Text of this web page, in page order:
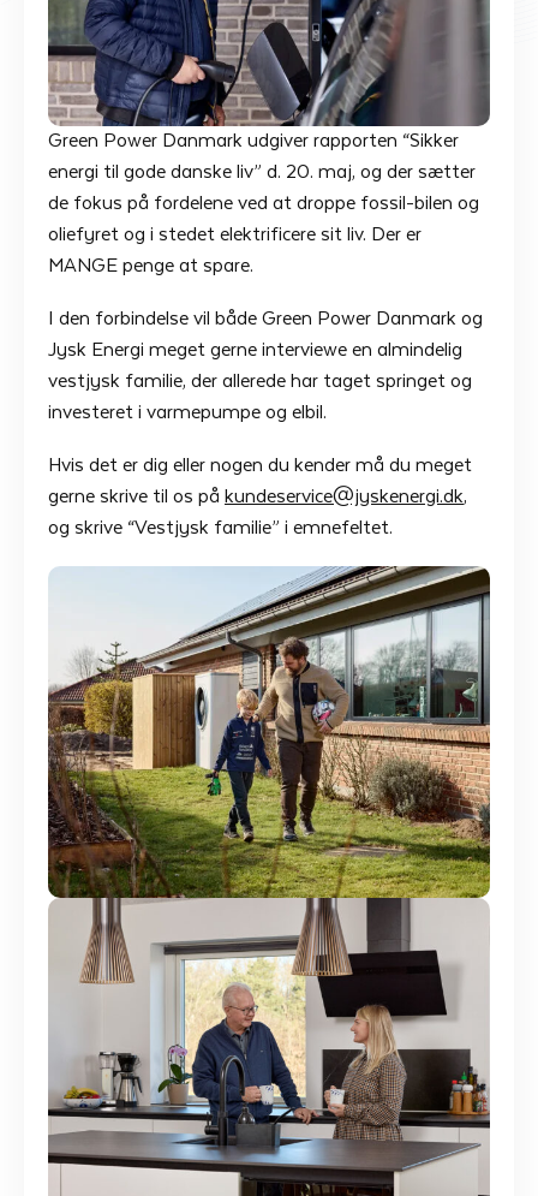
Green Power Danmark udgiver rapporten “Sikker
energi til gode danske liv” d. 20. maj, og der sætter
de fokus på fordelene ved at droppe fossil-bilen og
oliefyret og i stedet elektrificere sit liv. Der er
MANGE penge at spare.
I den forbindelse vil både Green Power Danmark og
Jysk Energi meget gerne interviewe en almindelig
vestjysk familie, der allerede har taget springet og
investeret i varmepumpe og elbil.
Hvis det er dig eller nogen du kender må du meget
gerne skrive til os på kundeservice@jyskenergi.dk,
og skrive “Vestjysk familie” i emnefeltet.